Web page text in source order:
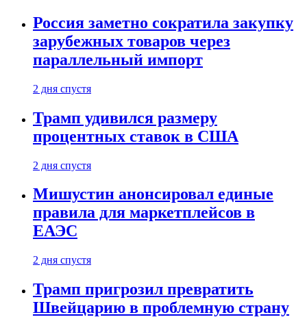
Россия заметно сократила закупку
зарубежных товаров через
параллельный импорт
2 дня спустя
Трамп удивился размеру
процентных ставок в США
2 дня спустя
Мишустин анонсировал единые
правила для маркетплейсов в
ЕАЭС
2 дня спустя
Трамп пригрозил превратить
Швейцарию в проблемную страну